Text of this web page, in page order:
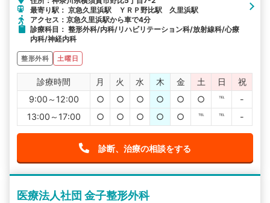
最寄り駅： 京急久里浜駅 ＹＲＰ野比駅 久里浜駅
アクセス：京急久里浜駅から車で4分
診療科目： 整形外科/内科/リハビリテーション科/放射線科/心療
内科/神経内科
整形外科 土曜日
診療時間 月 火 水 木 金 土 日
祝
9:00～12:00
○ ○ ○ ○ ○ ○ ℡
-
13:00～17:00
○ ○ ○ ○ ○ ℡ ℡ -
診断、治療の相談をする
医療法人社団 金子整形外科